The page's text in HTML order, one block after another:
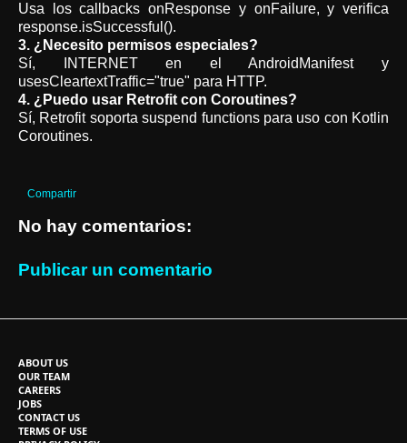
Usa los callbacks onResponse y onFailure, y verifica
response.isSuccessful().
3. ¿Necesito permisos especiales?
Sí, INTERNET en el AndroidManifest y
usesCleartextTraffic="true" para HTTP.
4. ¿Puedo usar Retrofit con Coroutines?
Sí, Retrofit soporta suspend functions para uso con Kotlin
Coroutines.
Compartir
No hay comentarios:
Publicar un comentario
ABOUT US
OUR TEAM
CAREERS
JOBS
CONTACT US
TERMS OF USE